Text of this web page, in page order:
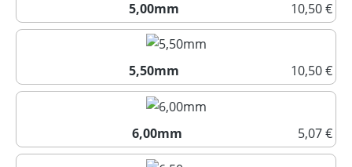
5,00mm
10,50 €
5,00mm
5,50mm
10,50 €
5,50mm
6,00mm
5,07 €
6,00mm